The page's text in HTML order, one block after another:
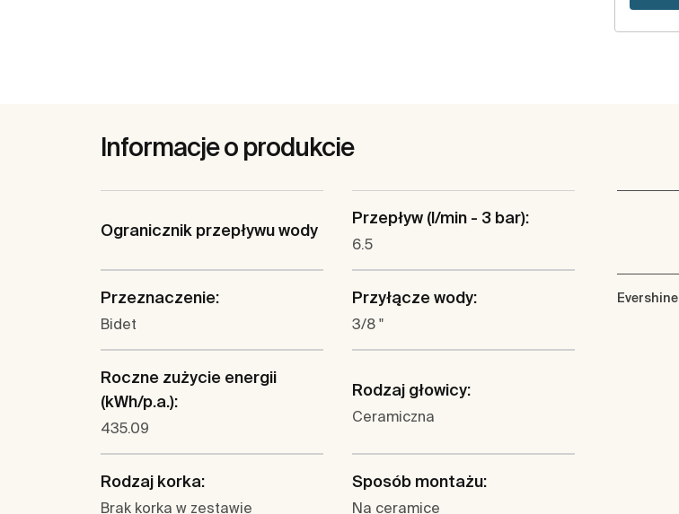
Informacje o produkcie
Ogranicznik przepływu wody
Przepływ (l/min - 3 bar):
6.5
Przeznaczenie:
Bidet
Przyłącze wody:
3/8 "
Roczne zużycie energii
(kWh/p.a.):
435.09
Rodzaj głowicy:
Ceramiczna
Rodzaj korka:
Brak korka w zestawie
Sposób montażu:
Na ceramice
Evershine